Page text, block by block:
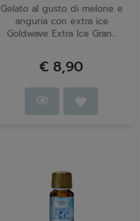
Gelato al gusto di melone e
anguria con extra ice
Goldwave Extra Ice Gran...
€ 8,90